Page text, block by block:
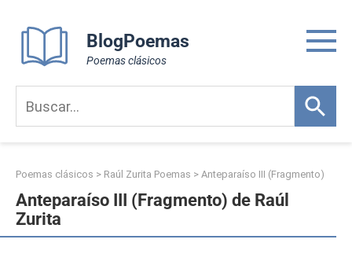
content
BlogPoemas
Poemas clásicos
Poemas clásicos > Raúl Zurita Poemas > Anteparaíso III (Fragmento)
Anteparaíso III (Fragmento) de Raúl
Zurita